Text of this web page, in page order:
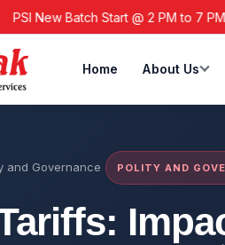
Batch Start @ 2 PM to 7 PM (Online
Home About Us
and Governance POLITY AND